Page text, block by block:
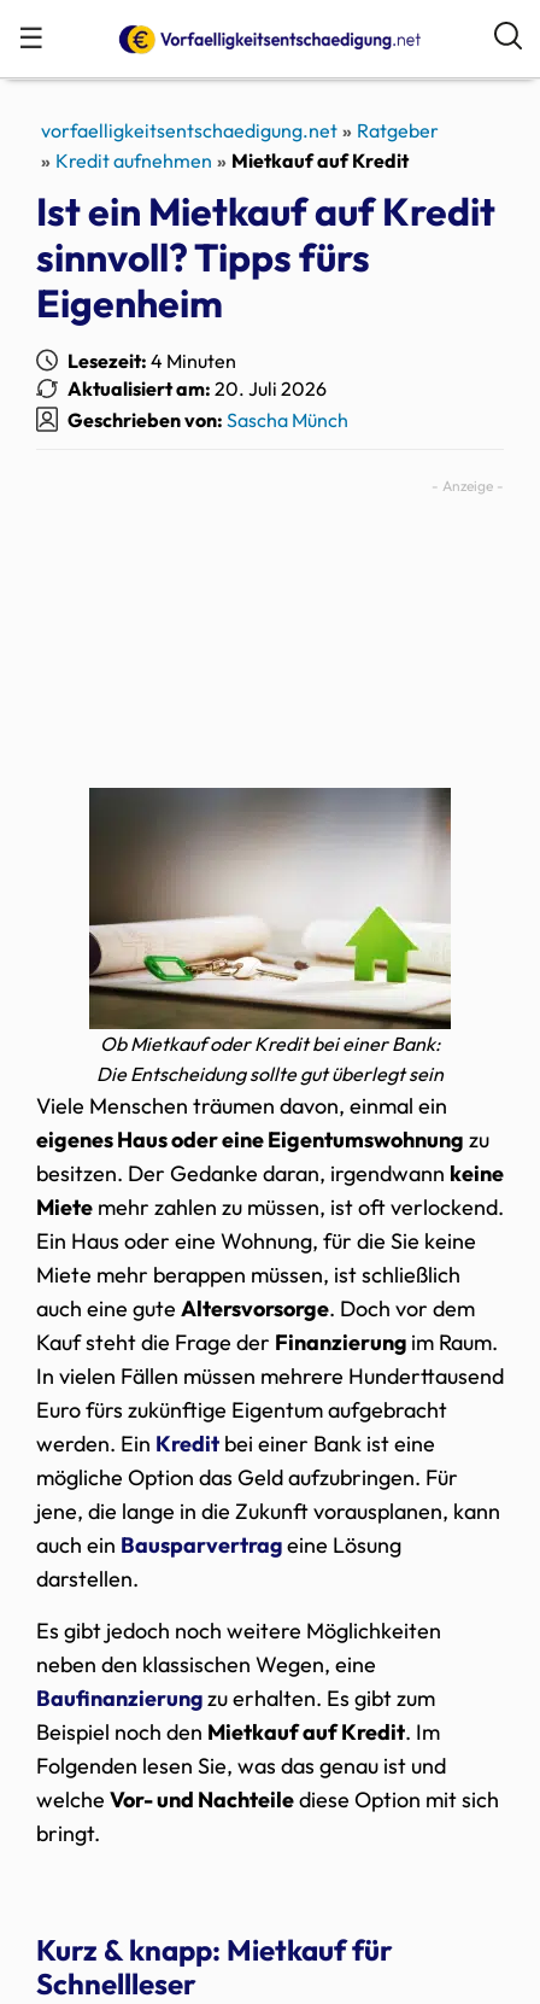
☰
vorfaelligkeitsentschaedigung.net
Ratgeber
Kredit aufnehmen
Mietkauf auf Kredit
Ist ein Mietkauf auf Kredit
sinnvoll? Tipps fürs
Eigenheim
Lesezeit: 4 Minuten
Aktualisiert am: 20. Juli 2026
Geschrieben von: Sascha Münch
Ob Mietkauf oder Kredit bei einer Bank:
Die Entscheidung sollte gut überlegt sein
Viele Menschen träumen davon, einmal ein
eigenes Haus oder eine Eigentumswohnung zu
besitzen. Der Gedanke daran, irgendwann keine
Miete mehr zahlen zu müssen, ist oft verlockend.
Ein Haus oder eine Wohnung, für die Sie keine
Miete mehr berappen müssen, ist schließlich
auch eine gute Altersvorsorge. Doch vor dem
Kauf steht die Frage der Finanzierung im Raum.
In vielen Fällen müssen mehrere Hunderttausend
Euro fürs zukünftige Eigentum aufgebracht
werden. Ein Kredit bei einer Bank ist eine
mögliche Option das Geld aufzubringen. Für
jene, die lange in die Zukunft vorausplanen, kann
auch ein Bausparvertrageine Lösung
darstellen.
Es gibt jedoch noch weitere Möglichkeiten
neben den klassischen Wegen, eine
Baufinanzierungzu erhalten. Es gibt zum
Beispiel noch den Mietkauf auf Kredit. Im
Folgenden lesen Sie, was das genau ist und
welche Vor- und Nachteilediese Option mit sich
bringt.
Kurz & knapp: Mietkauf für
Schnellleser